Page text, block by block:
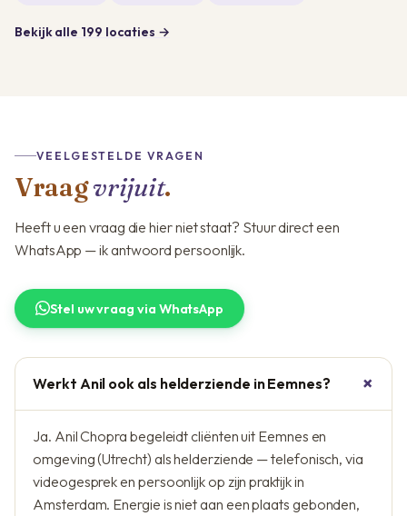
Bekijk alle 199 locaties →
VEELGESTELDE VRAGEN
Vraagvrijuit.
Heeft u een vraag die hier niet staat? Stuur direct een
WhatsApp — ik antwoord persoonlijk.
Stel uw vraag via WhatsApp
Werkt Anil ook als helderziende in Eemnes?
Ja. Anil Chopra begeleidt cliënten uit Eemnes en
omgeving (Utrecht) als helderziende — telefonisch, via
videogesprek en persoonlijk op zijn praktijk in
Amsterdam. Energie is niet aan een plaats gebonden,